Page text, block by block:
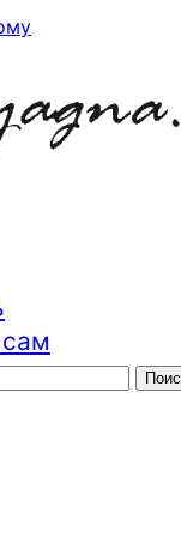
и красоты